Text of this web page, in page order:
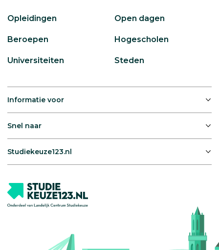
Opleidingen Open dagen
Beroepen Hogescholen
Universiteiten Steden
Informatie voor
Snel naar
Studiekeuze123.nl